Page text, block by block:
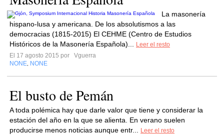
La masonería
hispano-lusa y americana. De los absolutismos a las
democracias (1815-2015) El CEHME (Centro de Estudios
Históricos de la Masonería Española)...
Leer el resto
El 17 agosto 2015 por
Vguerra
NONE NONE
El busto de Pemán
A toda polémica hay que darle valor que tiene y considerar la
estación del año en la que se alienta. En verano suelen
producirse menos noticias aunque entr...
Leer el resto